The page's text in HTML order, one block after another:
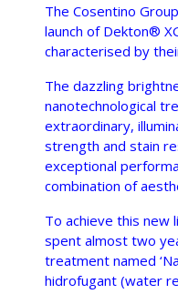
The Cosentino
launch of Dekton®
characterised by
The dazzling
nanotechnological
extraordinary,
strength and stain
exceptional
combination of
To achieve this new
spent almost two
treatment named
hidrofugant (water